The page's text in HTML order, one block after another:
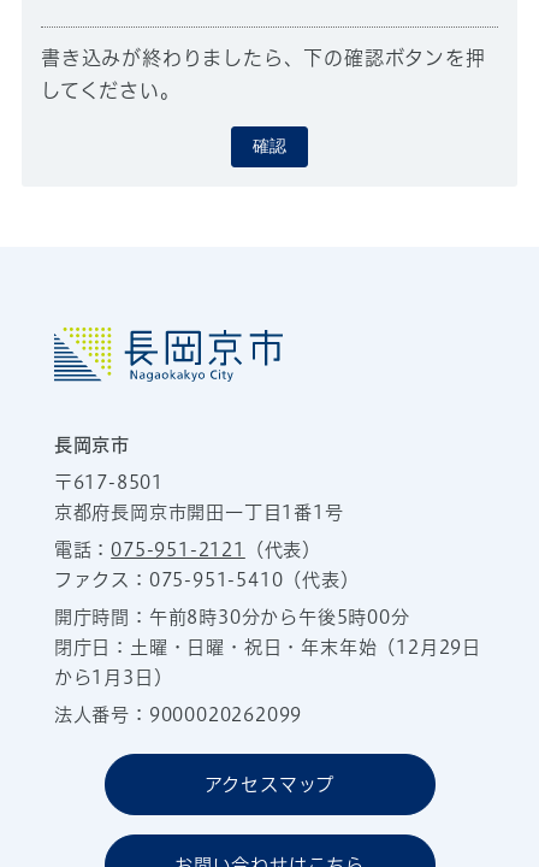
書き込みが終わりましたら、下の確認ボタンを押
してください。
確認
長岡京市
〒617-8501
京都府長岡京市開田一丁目1番1号
電話：075-951-2121
（代表）
ファクス：075-951-5410（代表）
開庁時間：午前8時30分から午後5時00分
閉庁日：土曜・日曜・祝日・年末年始（12月29日
から1月3日）
法人番号：9000020262099
アクセスマップ